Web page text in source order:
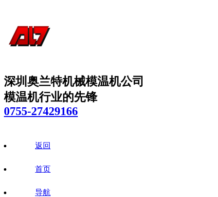
深圳奥兰特机械模温机公司
模温机行业的先锋
0755-27429166
返回
首页
导航